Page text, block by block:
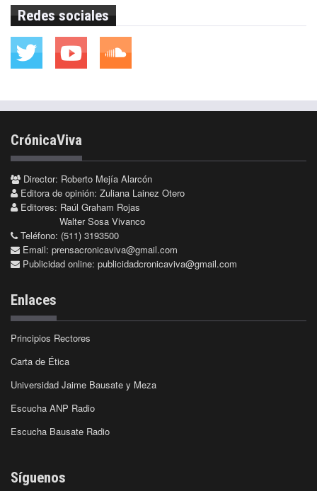
Redes sociales
CrónicaViva
Director: Roberto Mejía Alarcón
Editora de opinión: Zuliana Lainez Otero
Editores: Raúl Graham Rojas
Walter Sosa Vivanco
Teléfono: (511) 3193500
Email: prensacronicaviva@gmail.com
Publicidad online: publicidadcronicaviva@gmail.com
Enlaces
Principios Rectores
Carta de Ética
Universidad Jaime Bausate y Meza
Escucha ANP Radio
Escucha Bausate Radio
Síguenos